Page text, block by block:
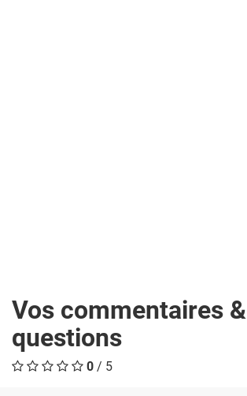
Vos commentaires &
questions
0 / 5